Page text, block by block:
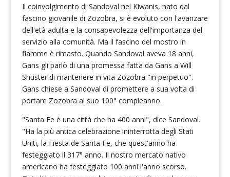
Il coinvolgimento di Sandoval nel Kiwanis, nato dal
fascino giovanile di Zozobra, si è evoluto con l'avanzare
dell'età adulta e la consapevolezza dell'importanza del
servizio alla comunità. Ma il fascino del mostro in
fiamme è rimasto. Quando Sandoval aveva 18 anni,
Gans gli parlò di una promessa fatta da Gans a Will
Shuster di mantenere in vita Zozobra "in perpetuo".
Gans chiese a Sandoval di promettere a sua volta di
portare Zozobra al suo 100° compleanno.
"Santa Fe è una città che ha 400 anni", dice Sandoval.
"Ha la più antica celebrazione ininterrotta degli Stati
Uniti, la Fiesta de Santa Fe, che quest'anno ha
festeggiato il 317° anno. Il nostro mercato nativo
americano ha festeggiato 100 anni l'anno scorso.